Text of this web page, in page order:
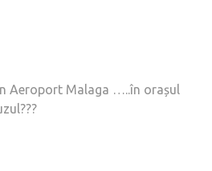
Aeroport Malaga …..în orașul